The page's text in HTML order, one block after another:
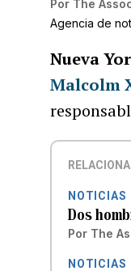
Por The
Agencia de
Nueva
Malcolm
NOTICIAS
Dos
Por The
NOTICIAS